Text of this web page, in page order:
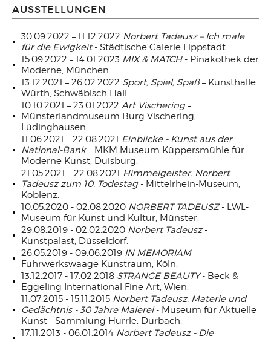
AUSSTELLUNGEN
30.09.2022 – 11.12.2022 Norbert Tadeusz ­– Ich male
für die Ewigkeit- Städtische Galerie Lippstadt.
15.09.2022 – 14.01.2023 MIX & MATCH- Pinakothek der
Moderne, München.
13.12.2021 – 26.02.2022 Sport, Spiel, Spaß– Kunsthalle
Würth, Schwäbisch Hall.
10.10.2021 – 23.01.2022 Art Vischering–
Münsterlandmuseum Burg Vischering,
Lüdinghausen.
11.06.2021 – 22.08.2021 Einblicke - Kunst aus der
National-Bank– MKM Museum Küppersmühle für
Moderne Kunst, Duisburg.
21.05.2021 – 22.08.2021 Himmelgeister. Norbert
Tadeusz zum 10. Todestag- Mittelrhein-Museum,
Koblenz.
10.05.2020 - 02.08.2020 NORBERT TADEUSZ- LWL-
Museum für Kunst und Kultur, Münster.
29.08.2019 - 02.02.2020 Norbert Tadeusz-
Kunstpalast, Düsseldorf.
26.05.2019 - 09.06.2019 IN MEMORIAM–
Fuhrwerkswaage Kunstraum, Köln.
13.12.2017 - 17.02.2018 STRANGE BEAUTY- Beck &
Eggeling International Fine Art, Wien.
11.07.2015 - 15.11.2015 Norbert Tadeusz. Materie und
Gedächtnis - 30 Jahre Malerei- Museum für Aktuelle
Kunst - Sammlung Hurrle, Durbach.
17.11.2013 - 06.01.2014 Norbert Tadeusz - Die